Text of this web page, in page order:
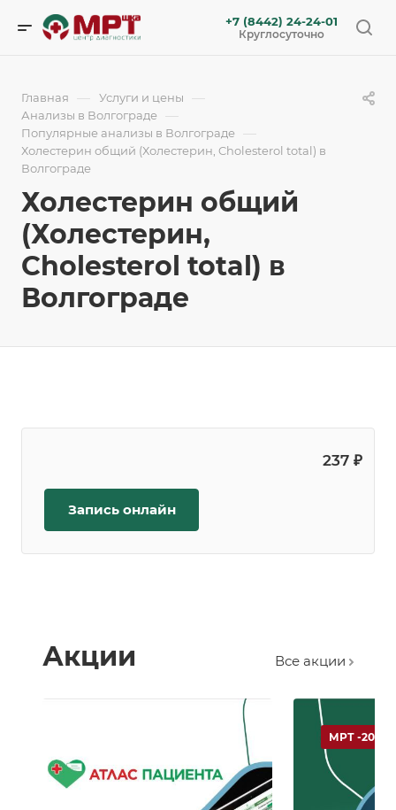
+7 (8442) 24-24-01
Круглосуточно
Главная — Услуги и цены —
Анализы в Волгограде —
Популярные анализы в Волгограде —
Холестерин общий (Холестерин, Cholesterol total) в
Волгограде
Холестерин общий
(Холестерин,
Cholesterol total) в
Волгограде
237 ₽
Запись онлайн
Акции Все акции
МРТ -20 %